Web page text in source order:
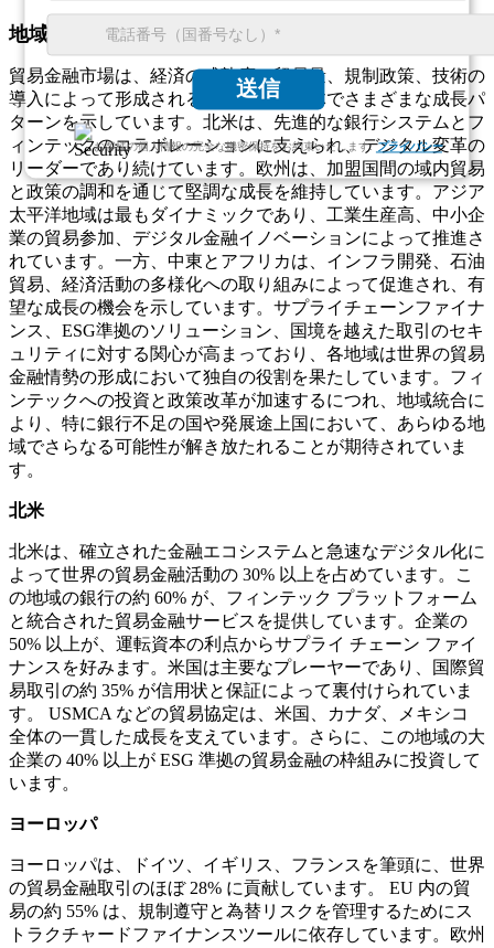
送信
お客様の個人情報の完全な機密保持をお約束いたします.プライバシー
地域別の見通し
貿易金融市場は、経済の成熟度、貿易量、規制政策、技術の
導入によって形成される、主要地域全体でさまざまな成長パ
ターンを示しています。北米は、先進的な銀行システムとフ
ィンテックのコラボレーションに支えられ、デジタル変革の
リーダーであり続けています。欧州は、加盟国間の域内貿易
と政策の調和を通じて堅調な成長を維持しています。アジア
太平洋地域は最もダイナミックであり、工業生産高、中小企
業の貿易参加、デジタル金融イノベーションによって推進さ
れています。一方、中東とアフリカは、インフラ開発、石油
貿易、経済活動の多様化への取り組みによって促進され、有
望な成長の機会を示しています。サプライチェーンファイナ
ンス、ESG準拠のソリューション、国境を越えた取引のセキ
ュリティに対する関心が高まっており、各地域は世界の貿易
金融情勢の形成において独自の役割を果たしています。フィ
ンテックへの投資と政策改革が加速するにつれ、地域統合に
より、特に銀行不足の国や発展途上国において、あらゆる地
域でさらなる可能性が解き放たれることが期待されていま
す。
北米
北米は、確立された金融エコシステムと急速なデジタル化に
よって世界の貿易金融活動の 30% 以上を占めています。こ
の地域の銀行の約 60% が、フィンテック プラットフォーム
と統合された貿易金融サービスを提供しています。企業の
50% 以上が、運転資本の利点からサプライ チェーン ファイ
ナンスを好みます。米国は主要なプレーヤーであり、国際貿
易取引の約 35% が信用状と保証によって裏付けられていま
す。 USMCA などの貿易協定は、米国、カナダ、メキシコ
全体の一貫した成長を支えています。さらに、この地域の大
企業の 40% 以上が ESG 準拠の貿易金融の枠組みに投資して
います。
ヨーロッパ
ヨーロッパは、ドイツ、イギリス、フランスを筆頭に、世界
の貿易金融取引のほぼ 28% に貢献しています。 EU 内の貿
易の約 55% は、規制遵守と為替リスクを管理するためにス
トラクチャードファイナンスツールに依存しています。欧州